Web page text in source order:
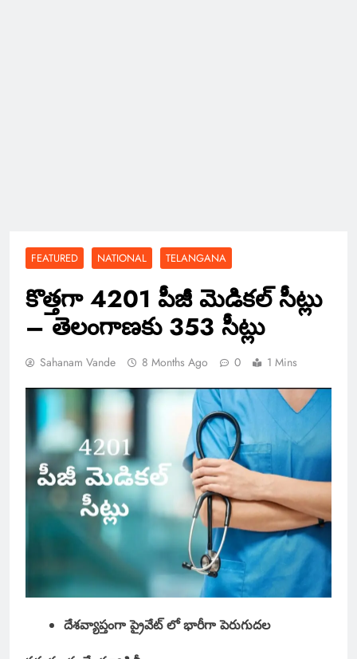
FEATURED NATIONAL TELANGANA
కొత్తగా 4201 పీజీ మెడికల్ సీట్లు
– తెలంగాణకు 353 సీట్లు
Sahanam Vande 8 Months Ago 0 1 Mins
దేశవ్యాప్తంగా ప్రైవేట్ లో భారీగా పెరుగుదల